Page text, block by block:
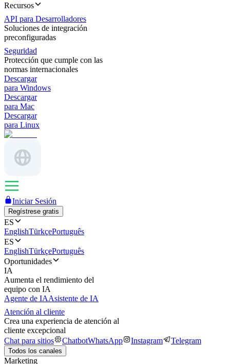
Recursos
API para Desarrolladores
Soluciones de integración
preconfiguradas
Seguridad
Protección que cumple con las
normas internacionales
Descargar
para Windows
Descargar
para Mac
Descargar
para Linux
Iniciar Sesión
Regístrese gratis
ES
EnglishTürkçePortuguês
ES
EnglishTürkçePortuguês
Oportunidades
IA
Aumenta el rendimiento del
equipo con IA
Agente de IAAsistente de IA
Atención al cliente
Crea una experiencia de atención al
cliente excepcional
Chat para sitios
ChatbotWhatsApp Instagram Telegram
Todos los canales
Marketing